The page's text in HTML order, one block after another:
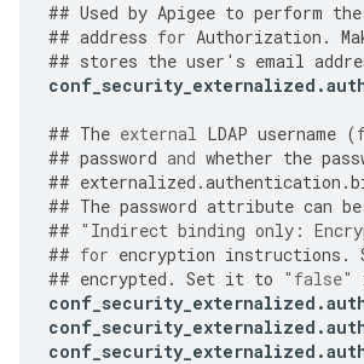
## Used by Apigee to perform the
## address for Authorization .
## stores the user ' s email
conf_security_externalized .
## The external LDAP username (
## password and whether the
## externalized .authentication .
## The password attribute can be
## " Indirect binding only:
## for encryption instructions .
## encrypted . Set it to "false"
conf_security_externalized .
conf_security_externalized .
conf_security_externalized .